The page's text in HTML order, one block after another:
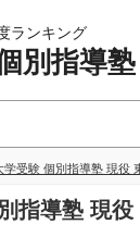
ランキング
別指導
学受験 個別指導塾 現役
指導塾 現